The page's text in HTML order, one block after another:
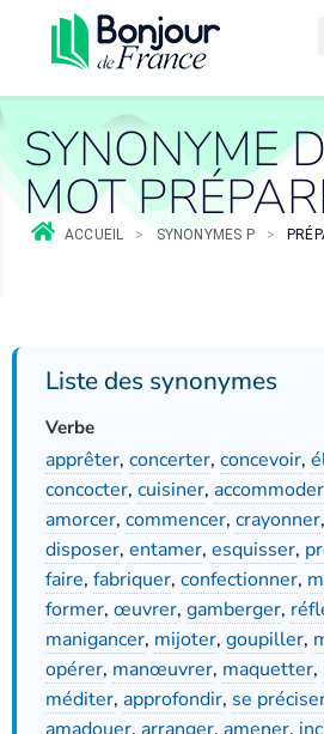
SYNONYME
MOT
ACCUEIL > SYNONYMES P >
Liste des synonymes
Verbe
apprêter, concerter, concevoir,
concocter, cuisiner, accommoder
amorcer, commencer, crayonner,
disposer, entamer, esquisser,
faire, fabriquer, confectionner,
former, œuvrer, gamberger,
manigancer, mijoter, goupiller,
opérer, manœuvrer, maquetter,
méditer, approfondir, se